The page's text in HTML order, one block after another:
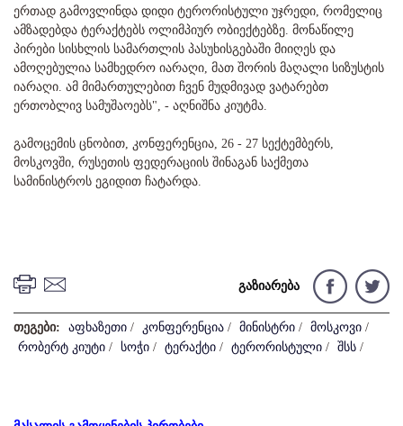
ერთად გამოვლინდა დიდი ტერორისტული უჯრედი, რომელიც
ამზადებდა ტერაქტებს ოლიმპიურ ობიექტებზე. მონაწილე
პირები სისხლის სამართლის პასუხისგებაში მიიღეს და
ამოღებულია სამხედრო იარაღი, მათ შორის მაღალი სიზუსტის
იარაღი. ამ მიმართულებით ჩვენ მუდმივად ვატარებთ
ერთობლივ სამუშაოებს", - აღნიშნა კიუტმა.
გამოცემის ცნობით, კონფერენცია, 26 - 27 სექტემბერს,
მოსკოვში, რუსეთის ფედერაციის შინაგან საქმეთა
სამინისტროს ეგიდით ჩატარდა.
გაზიარება
თეგები: აფხაზეთი / კონფერენცია / მინისტრი / მოსკოვი /
რობერტ კიუტი / სოჭი / ტერაქტი / ტერორისტული / შსს /